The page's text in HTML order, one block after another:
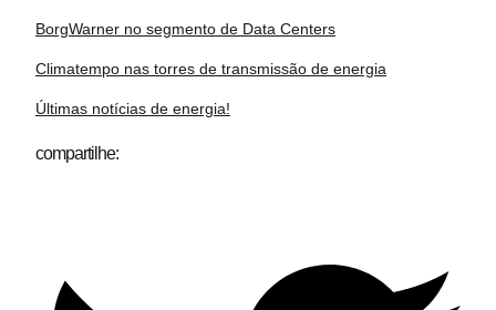
BorgWarner no segmento de Data Centers
Climatempo nas torres de transmissão de energia
Últimas notícias de energia!
compartilhe: